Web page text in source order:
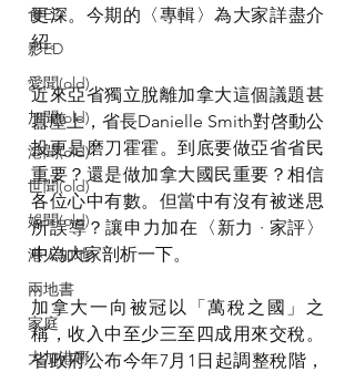
食ED
影ED
愛聞(old)
加聞(old)
港聞(old)
世聞(old)
娛聞(old)
港人加地
兩地書
家庭
大加港嘢
更深。今期的 〈專輯〉為大家詳盡介
紹。
近來亞省獨立脫離加拿大這個議題甚
囂塵上，省長Danielle Smith對啓動公
投更是磨刀霍霍。到底要做亞省省民
重要？還是做加拿大國民重要？相信
各位心中有數。但當中有沒有被迷思
所誤導？讓申力加在 〈 新力 · 家評〉
中為大家剖析一下。
加拿大一向被冠以「萬稅之國」之
稱，收入中至少三至四成用來交稅。
省政府公布今年7月1日起調整稅階，